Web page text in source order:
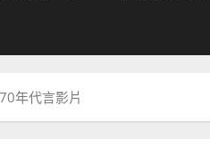
年代言影片